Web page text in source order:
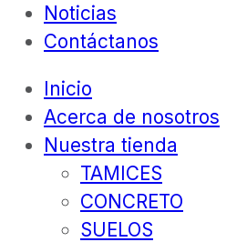
Noticias
Contáctanos
Inicio
Acerca de nosotros
Nuestra tienda
TAMICES
CONCRETO
SUELOS